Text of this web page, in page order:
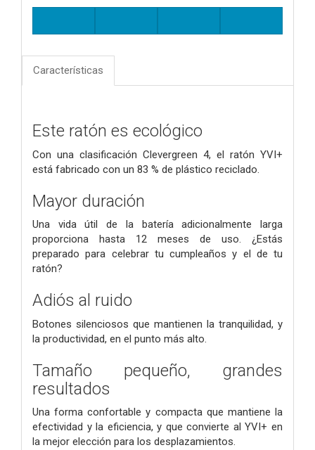
Características
Este ratón es ecológico
Con una clasificación Clevergreen 4, el ratón YVI+
está fabricado con un 83 % de plástico reciclado.
Mayor duración
Una vida útil de la batería adicionalmente larga
proporciona hasta 12 meses de uso. ¿Estás
preparado para celebrar tu cumpleaños y el de tu
ratón?
Adiós al ruido
Botones silenciosos que mantienen la tranquilidad, y
la productividad, en el punto más alto.
Tamaño pequeño, grandes
resultados
Una forma confortable y compacta que mantiene la
efectividad y la eficiencia, y que convierte al YVI+ en
la mejor elección para los desplazamientos.